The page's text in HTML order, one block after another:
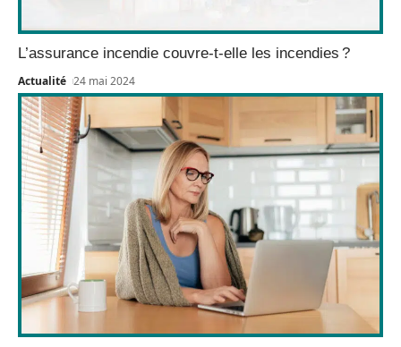
L’assurance incendie couvre-t-elle les incendies ?
Actualité 24 mai 2024